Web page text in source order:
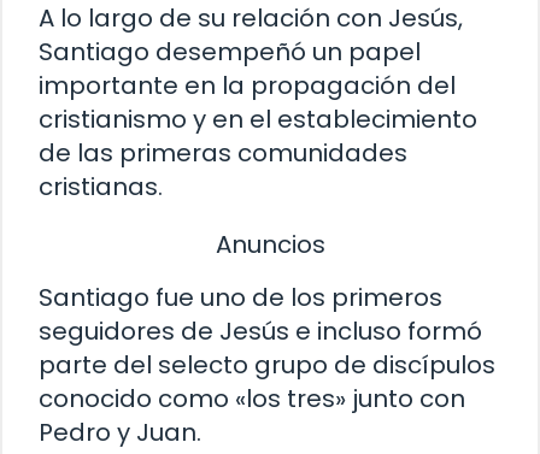
A lo largo de su relación con Jesús,
Santiago desempeñó un papel
importante en la propagación del
cristianismo y en el establecimiento
de las primeras comunidades
cristianas.
Anuncios
Santiago fue uno de los primeros
seguidores de Jesús e incluso formó
parte del selecto grupo de discípulos
conocido como «los tres» junto con
Pedro y Juan.